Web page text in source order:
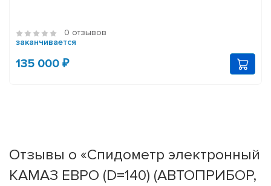
0 отзывов
заканчивается
135 000 ₽
Отзывы о «Спидометр электронный
КАМАЗ ЕВРО (D=140) (АВТОПРИБОР,